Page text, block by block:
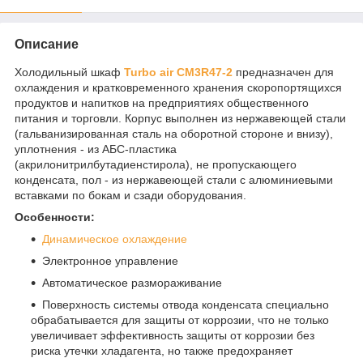
Описание
Холодильный шкаф Turbo air CM3R47-2 предназначен для
охлаждения и кратковременного хранения скоропортящихся
продуктов и напитков на предприятиях общественного
питания и торговли. Корпус выполнен из нержавеющей стали
(гальванизированная сталь на оборотной стороне и внизу),
уплотнения - из АБС-пластика
(акрилонитрилбутадиенстирола), не пропускающего
конденсата, пол - из нержавеющей стали с алюминиевыми
вставками по бокам и сзади оборудования.
Особенности:
Динамическое охлаждение
Электронное управление
Автоматическое размораживание
Поверхность системы отвода конденсата специально
обрабатывается для защиты от коррозии, что не только
увеличивает эффективность защиты от коррозии без
риска утечки хладагента, но также предохраняет